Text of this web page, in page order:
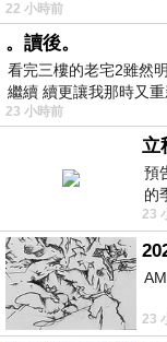
22 小時前
。讀後。
看完三樓的老宅2雖然
繼續 續更讓我那時又
有
23 小時前
立
預
的
舒
23
23